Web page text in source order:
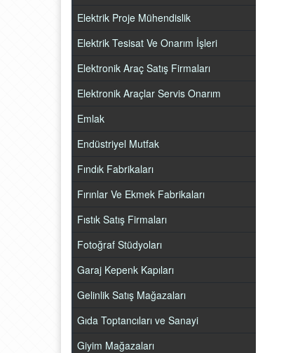
Elektrik Proje Mühendislik
Elektrik Tesisat Ve Onarım İşleri
Elektronik Araç Satış Firmaları
Elektronik Araçlar Servis Onarım
Emlak
Endüstriyel Mutfak
Fındık Fabrikaları
Fırınlar Ve Ekmek Fabrikaları
Fıstık Satış Firmaları
Fotoğraf Stüdyoları
Garaj Kepenk Kapıları
Gelinlik Satış Mağazaları
Gıda Toptancıları ve Sanayi
Giyim Mağazaları